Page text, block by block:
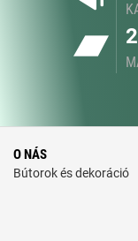
O NÁS
Bútorok és dekoráció